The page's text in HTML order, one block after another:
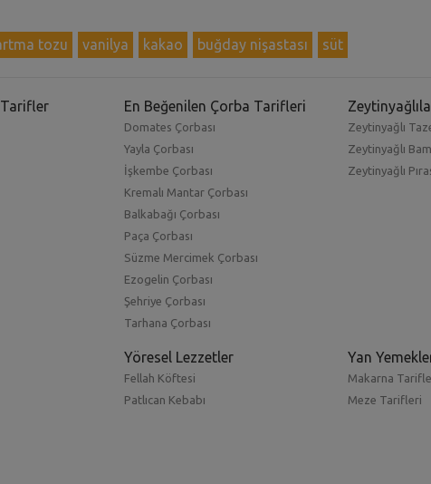
tozu vanilya kakao buğday nişastası süt
En Beğenilen Çorba Tarifleri
Domates Çorbası
Yayla Çorbası
İşkembe Çorbası
Kremalı Mantar Çorbası
Balkabağı Çorbası
Paça Çorbası
Süzme Mercimek Çorbası
Ezogelin Çorbası
Şehriye Çorbası
Tarhana Çorbası
Zeytinyağlı
Zeytinyağlı
Zeytinyağlı
Yöresel Lezzetler
Fellah Köftesi
Patlıcan Kebabı
Yan
Makarna
Meze Tarifleri